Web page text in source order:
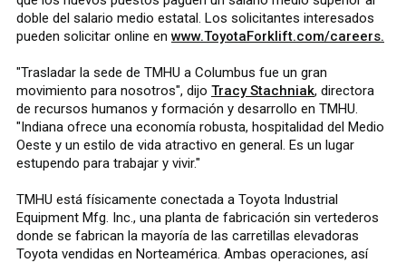
doble del salario medio estatal. Los solicitantes interesados
pueden solicitar online en www.ToyotaForklift.com/careers.
"Trasladar la sede de TMHU a Columbus fue un gran
movimiento para nosotros", dijo Tracy Stachniak, directora
de recursos humanos y formación y desarrollo en TMHU.
"Indiana ofrece una economía robusta, hospitalidad del Medio
Oeste y un estilo de vida atractivo en general. Es un lugar
estupendo para trabajar y vivir."
TMHU está físicamente conectada a Toyota Industrial
Equipment Mfg. Inc., una planta de fabricación sin vertederos
donde se fabrican la mayoría de las carretillas elevadoras
Toyota vendidas en Norteamérica. Ambas operaciones, así